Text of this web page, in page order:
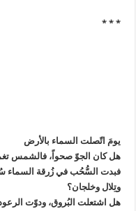
* * *
يومَ اتّصلت السماء بالأرض
هل كان الجوّ صحواً، فالشمس
فبدت السُّحُب في زُرقة السماء
وتِلال وخلجان؟
هل اشتعلت البُروق، ودوّت